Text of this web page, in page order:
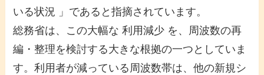
いる状況 」であると指摘されています。
総務省は、この大幅な 利用減少 を、周波数の再
編・整理を検討する大きな根拠の一つとしていま
す。利用者が減っている周波数帯は、他の新規シ